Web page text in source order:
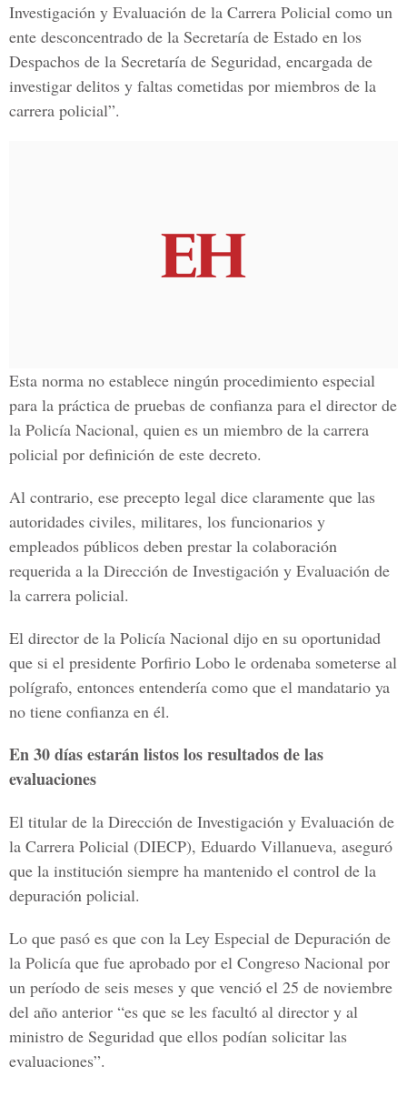
Investigación y Evaluación de la Carrera Policial como un
ente desconcentrado de la Secretaría de Estado en los
Despachos de la Secretaría de Seguridad, encargada de
investigar delitos y faltas cometidas por miembros de la
carrera policial”.
Esta norma no establece ningún procedimiento especial
para la práctica de pruebas de confianza para el director de
la Policía Nacional, quien es un miembro de la carrera
policial por definición de este decreto.
Al contrario, ese precepto legal dice claramente que las
autoridades civiles, militares, los funcionarios y
empleados públicos deben prestar la colaboración
requerida a la Dirección de Investigación y Evaluación de
la carrera policial.
El director de la Policía Nacional dijo en su oportunidad
que si el presidente Porfirio Lobo le ordenaba someterse al
polígrafo, entonces entendería como que el mandatario ya
no tiene confianza en él.
En 30 días estarán listos los resultados de las
evaluaciones
El titular de la Dirección de Investigación y Evaluación de
la Carrera Policial (DIECP), Eduardo Villanueva, aseguró
que la institución siempre ha mantenido el control de la
depuración policial.
Lo que pasó es que con la Ley Especial de Depuración de
la Policía que fue aprobado por el Congreso Nacional por
un período de seis meses y que venció el 25 de noviembre
del año anterior “es que se les facultó al director y al
ministro de Seguridad que ellos podían solicitar las
evaluaciones”.